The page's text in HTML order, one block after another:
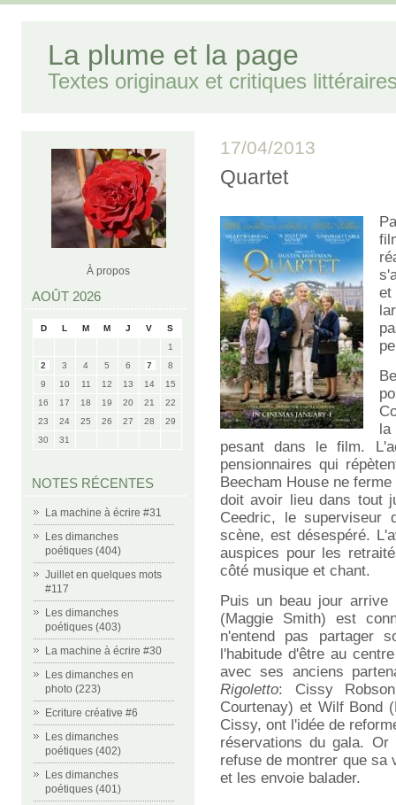
La plume et la page
Textes originaux et critiques
À propos
AOÛT 2026
D L M M J V
S
1
2
3 4 5 6 7
8
9
10 11 12 13 14
15
16
17 18 19 20 21
22
23
24 25 26 27 28
29
30
31
NOTES RÉCENTES
La machine à écrire #31
Les dimanches
poétiques (404)
Juillet en quelques mots
#117
Les dimanches
poétiques (403)
La machine à écrire #30
Les dimanches en
photo (223)
Ecriture créative #6
Les dimanches
poétiques (402)
Les dimanches
poétiques (401)
17/04/2013
Quartet
et
la
pesant dans le film.
pensionnaires qui
Beecham House ne
doit avoir lieu dans tout
Ceedric, le superviseur
scène, est désespéré.
auspices pour les
côté musique et chant.
Puis un beau jour arrive
(Maggie Smith) est
n'entend pas partager
l'habitude d'être au
avec ses anciens
Rigoletto: Cissy
Courtenay) et Wilf Bond
Cissy, ont l'idée de
réservations du gala.
refuse de montrer que sa
et les envoie balader.